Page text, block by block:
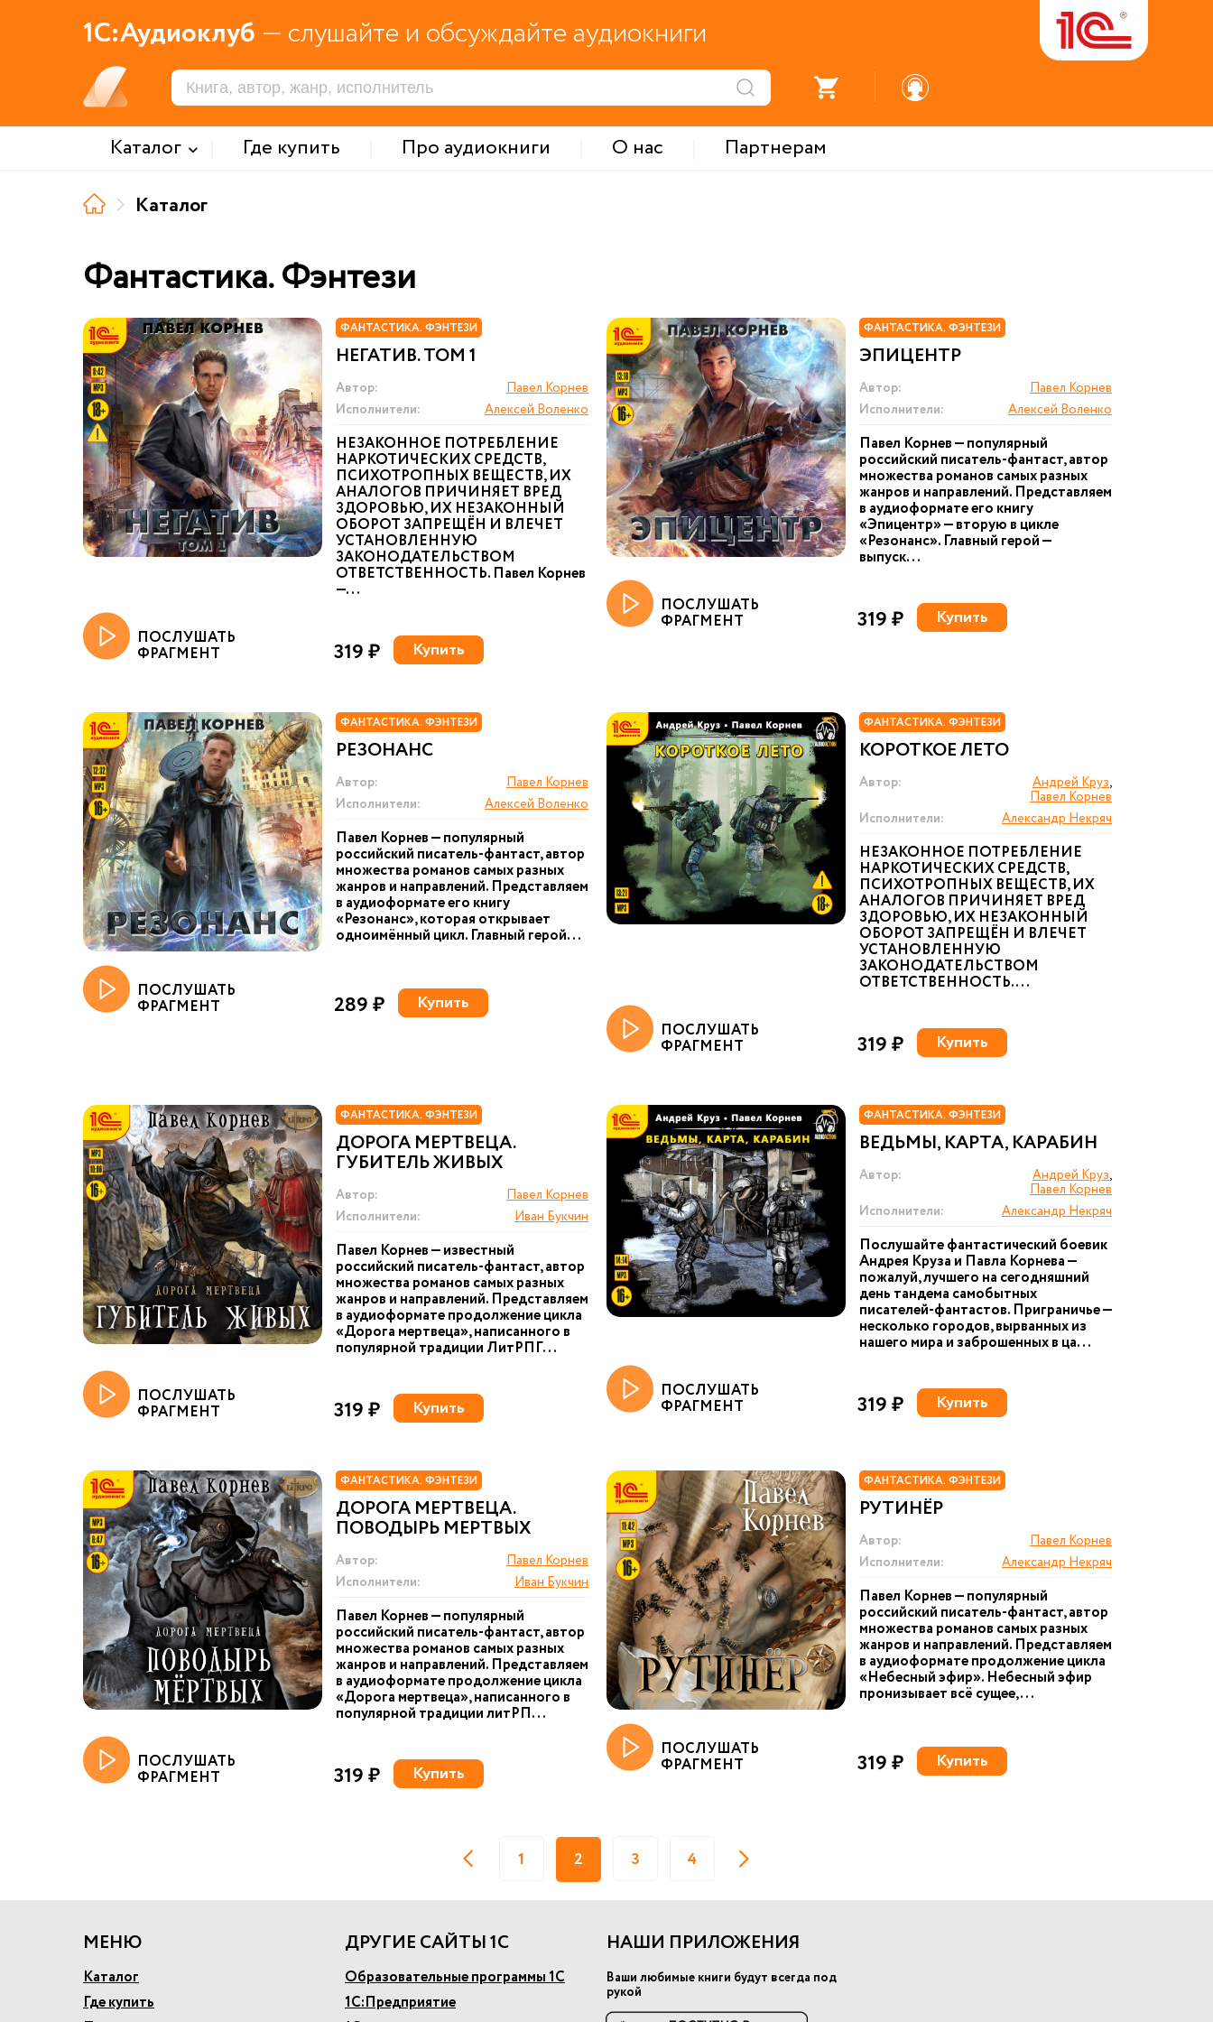
1С:Аудиоклуб — слушайте и обсуждайте аудиокниги
Каталог Где купить Про аудиокниги О нас
Партнерам
Каталог
Фантастика. Фэнтези
ФАНТАСТИКА. ФЭНТЕЗИ
НЕГАТИВ. ТОМ 1
Автор:
Павел Корнев
Исполнители:
Алексей Воленко
НЕЗАКОННОЕ ПОТРЕБЛЕНИЕ
НАРКОТИЧЕСКИХ СРЕДСТВ,
ПСИХОТРОПНЫХ ВЕЩЕСТВ, ИХ
АНАЛОГОВ ПРИЧИНЯЕТ ВРЕД
ЗДОРОВЬЮ, ИХ НЕЗАКОННЫЙ
ОБОРОТ ЗАПРЕЩЁН И ВЛЕЧЕТ
УСТАНОВЛЕННУЮ
ЗАКОНОДАТЕЛЬСТВОМ
ОТВЕТСТВЕННОСТЬ. Павел Корнев
—...
ПОСЛУШАТЬ
ФРАГМЕНТ 319 ₽ Купить
ФАНТАСТИКА. ФЭНТЕЗИ
ЭПИЦЕНТР
Автор:
Павел Корнев
Исполнители:
Алексей Воленко
Павел Корнев — популярный
российский писатель-фантаст, автор
множества романов самых разных
жанров и направлений. Представляем
в аудиоформате его книгу
«Эпицентр» — вторую в цикле
«Резонанс». Главный герой —
выпуск...
ПОСЛУШАТЬ
ФРАГМЕНТ 319 ₽ Купить
ФАНТАСТИКА. ФЭНТЕЗИ
РЕЗОНАНС
Автор:
Павел Корнев
Исполнители:
Алексей Воленко
Павел Корнев — популярный
российский писатель-фантаст, автор
множества романов самых разных
жанров и направлений. Представляем
в аудиоформате его книгу
«Резонанс», которая открывает
одноимённый цикл. Главный герой...
ПОСЛУШАТЬ
ФРАГМЕНТ 289 ₽ Купить
ФАНТАСТИКА. ФЭНТЕЗИ
КОРОТКОЕ ЛЕТО
Автор: Андрей Круз,
Павел Корнев
Исполнители:
Александр Некряч
НЕЗАКОННОЕ ПОТРЕБЛЕНИЕ
НАРКОТИЧЕСКИХ СРЕДСТВ,
ПСИХОТРОПНЫХ ВЕЩЕСТВ, ИХ
АНАЛОГОВ ПРИЧИНЯЕТ ВРЕД
ЗДОРОВЬЮ, ИХ НЕЗАКОННЫЙ
ОБОРОТ ЗАПРЕЩЁН И ВЛЕЧЕТ
УСТАНОВЛЕННУЮ
ЗАКОНОДАТЕЛЬСТВОМ
ОТВЕТСТВЕННОСТЬ. ...
ПОСЛУШАТЬ
ФРАГМЕНТ 319 ₽ Купить
ФАНТАСТИКА. ФЭНТЕЗИ
ДОРОГА МЕРТВЕЦА.
ГУБИТЕЛЬ ЖИВЫХ
Автор:
Павел Корнев
Исполнители:
Иван Букчин
Павел Корнев — известный
российский писатель-фантаст, автор
множества романов самых разных
жанров и направлений. Представляем
в аудиоформате продолжение цикла
«Дорога мертвеца», написанного в
популярной традиции ЛитРПГ...
ПОСЛУШАТЬ
ФРАГМЕНТ 319 ₽ Купить
ФАНТАСТИКА. ФЭНТЕЗИ
ВЕДЬМЫ, КАРТА, КАРАБИН
Автор: Андрей Круз,
Павел Корнев
Исполнители:
Александр Некряч
Послушайте фантастический боевик
Андрея Круза и Павла Корнева —
пожалуй, лучшего на сегодняшний
день тандема самобытных
писателей-фантастов. Приграничье —
несколько городов, вырванных из
нашего мира и заброшенных в ца...
ПОСЛУШАТЬ
ФРАГМЕНТ 319 ₽ Купить
ФАНТАСТИКА. ФЭНТЕЗИ
ДОРОГА МЕРТВЕЦА.
ПОВОДЫРЬ МЕРТВЫХ
Автор:
Павел Корнев
Исполнители:
Иван Букчин
Павел Корнев — популярный
российский писатель-фантаст, автор
множества романов самых разных
жанров и направлений. Представляем
в аудиоформате продолжение цикла
«Дорога мертвеца», написанного в
популярной традиции литРП...
ПОСЛУШАТЬ
ФРАГМЕНТ 319 ₽ Купить
ФАНТАСТИКА. ФЭНТЕЗИ
РУТИНЁР
Автор:
Павел Корнев
Исполнители:
Александр Некряч
Павел Корнев — популярный
российский писатель-фантаст, автор
множества романов самых разных
жанров и направлений. Представляем
в аудиоформате продолжение цикла
«Небесный эфир». Небесный эфир
пронизывает всё сущее, ...
ПОСЛУШАТЬ
ФРАГМЕНТ 319 ₽ Купить
1 2 3 4
МЕНЮ
Каталог
Где купить
ДРУГИЕ САЙТЫ 1С
Образовательные программы 1С
1С:Предприятие
НАШИ ПРИЛОЖЕНИЯ
Ваши любимые книги будут всегда под
рукой